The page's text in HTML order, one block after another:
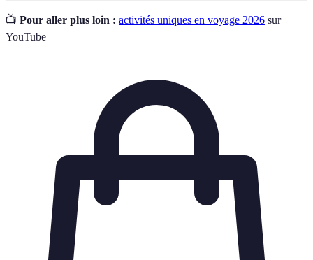
📺 Pour aller plus loin : activités uniques en voyage 2026 sur
YouTube